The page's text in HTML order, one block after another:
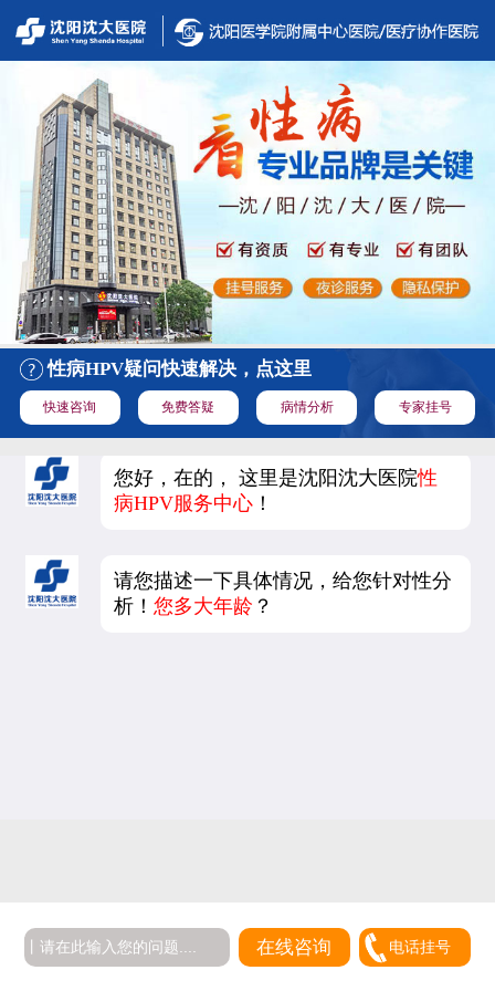
性病HPV疑问快速解决，点这里
快速咨询 免费答疑 病情分析 专家挂号
您好，在的， 这里是沈阳沈大医院性
病HPV服务中心 ！
请您描述一下具体情况，给您针对性分
析！您多大年龄 ？
在线咨询 电话挂号